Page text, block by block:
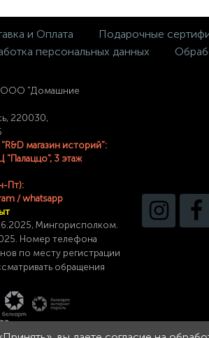
и Оплата Подарочные
персональных данных
"Домашние
220030,
магазин историй":
"Палаццо", 3 этаж
Пт):
/ whatsapp
Мингорисполком.
Номер телефона
по месту регистрации
обращения